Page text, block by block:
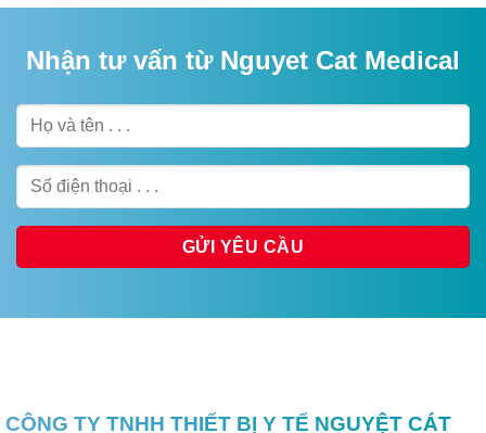
Nhận tư vấn từ Nguyet Cat Medical
CÔNG TY TNHH THIẾT BỊ Y TẾ NGUYỆT CÁT